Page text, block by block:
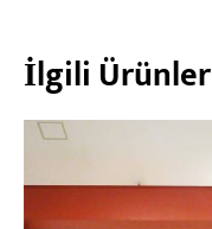
İlgili Ürünler